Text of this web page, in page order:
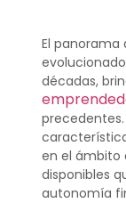
El
décadas,
en el ámbito
disponibles
autonomía